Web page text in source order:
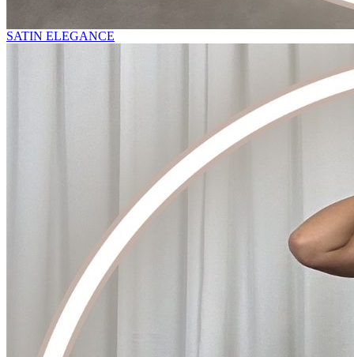
SATIN ELEGANCE